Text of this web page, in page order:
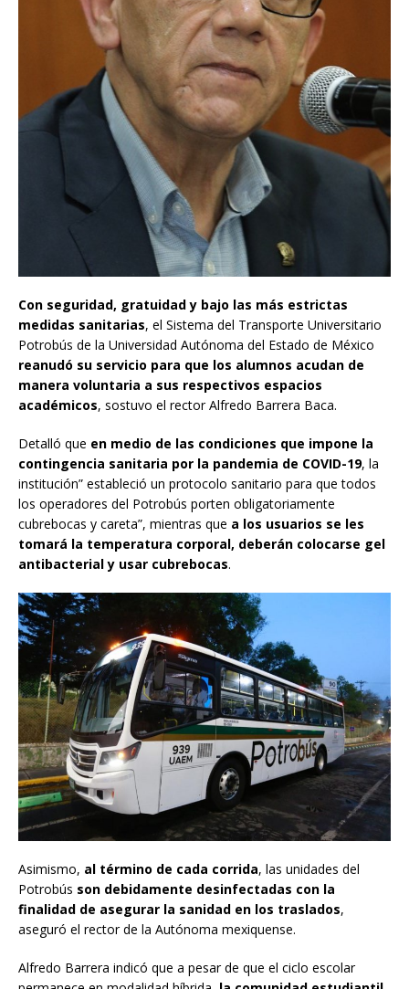
Con seguridad, gratuidad y bajo las más estrictas
medidas sanitarias, el Sistema del Transporte Universitario
Potrobús de la Universidad Autónoma del Estado de México
reanudó su servicio para que los alumnos acudan de
manera voluntaria a sus respectivos espacios
académicos, sostuvo el rector Alfredo Barrera Baca.
Detalló que en medio de las condiciones que impone la
contingencia sanitaria por la pandemia de COVID-19, la
institución” estableció un protocolo sanitario para que todos
los operadores del Potrobús porten obligatoriamente
cubrebocas y careta”, mientras que a los usuarios se les
tomará la temperatura corporal, deberán colocarse gel
antibacterial y usar cubrebocas.
Asimismo, al término de cada corrida, las unidades del
Potrobús son debidamente desinfectadas con la
finalidad de asegurar la sanidad en los traslados,
aseguró el rector de la Autónoma mexiquense.
Alfredo Barrera indicó que a pesar de que el ciclo escolar